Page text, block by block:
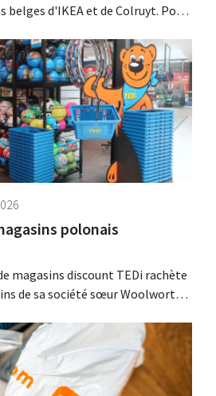
belges d'IKEA et de Colruyt. Pour
plus jeune.
polonais
magasins discount TEDi rachète
de sa société sœur Woolworth,
nourrissent des ambitions de